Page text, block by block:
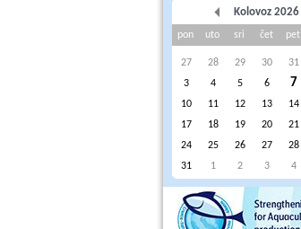
Kolovoz 2026
pon uto sri čet pet
27 28 29 30 31
3
4 5 6 7
10
11 12 13 14
17
18 19 20 21
24
25 26 27 28
31
1 2 3 4